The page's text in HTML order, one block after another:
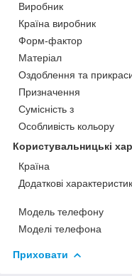
Виробник
Країна виробник
Форм-фактор
Матеріал
Оздоблення та
Призначення
Сумісність з
Особливість кольору
Користувальницькі
Країна
Додаткові
Модель телефону
Моделі телефона
Приховати